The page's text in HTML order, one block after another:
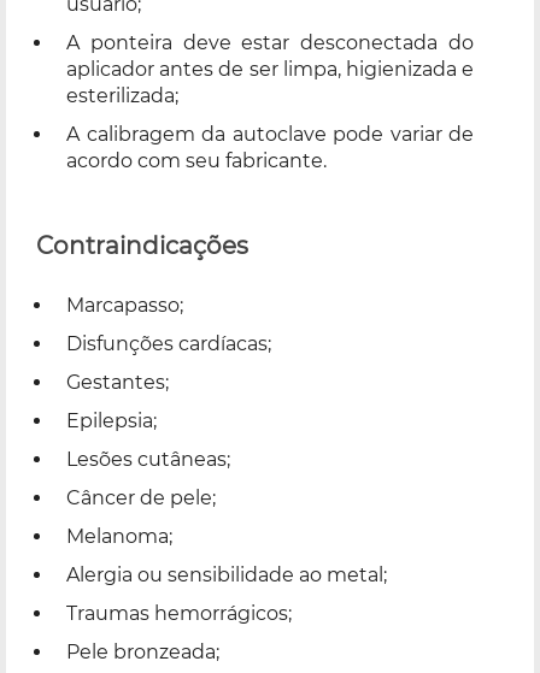
A ponteira deve estar desconectada do
aplicador antes de ser limpa, higienizada e
esterilizada;
A calibragem da autoclave pode variar de
acordo com seu fabricante.
Contraindicações
Marcapasso;
Disfunções cardíacas;
Gestantes;
Epilepsia;
Lesões cutâneas;
Câncer de pele;
Melanoma;
Alergia ou sensibilidade ao metal;
Traumas hemorrágicos;
Pele bronzeada;